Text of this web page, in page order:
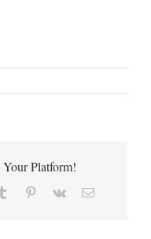
Platform!
Tumblr Pinterest
Vk Email